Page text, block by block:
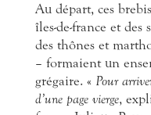
Au départ, ces
îles-de-france et des
des thônes et
– formaient un
grégaire. « Pour
d’une page vierge,